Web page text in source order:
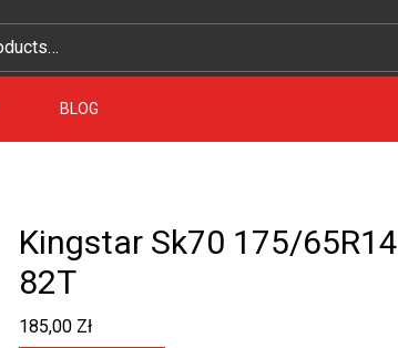
BLOG
Kingstar Sk70 175/65R14
82T
185,00 Zł